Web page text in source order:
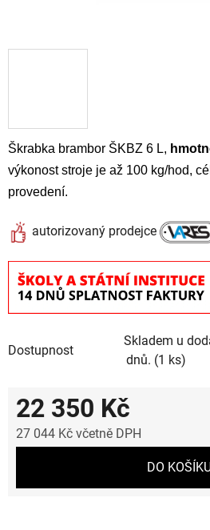
Škrabka brambor ŠKBZ 6 L,
výkonost stroje je až 100 kg/hod,
provedení.
autorizovaný prodejce
Dostupnost
Skladem u
dnů. (1 ks)
22 350 Kč
27 044 Kč včetně DPH
DO